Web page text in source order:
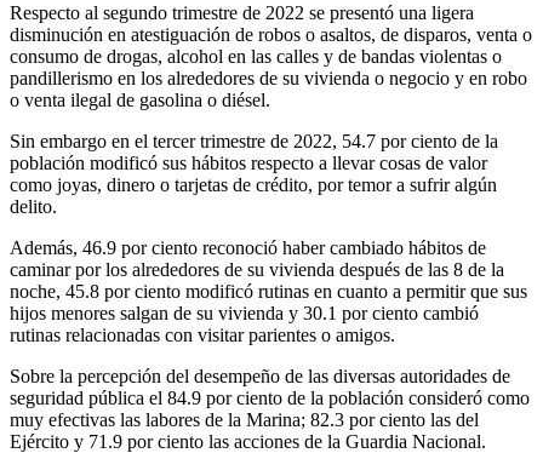
Respecto al segundo trimestre de 2022 se presentó una ligera
disminución en atestiguación de robos o asaltos, de disparos, venta o
consumo de drogas, alcohol en las calles y de bandas violentas o
pandillerismo en los alrededores de su vivienda o negocio y en robo
o venta ilegal de gasolina o diésel.
Sin embargo en el tercer trimestre de 2022, 54.7 por ciento de la
población modificó sus hábitos respecto a llevar cosas de valor
como joyas, dinero o tarjetas de crédito, por temor a sufrir algún
delito.
Además, 46.9 por ciento reconoció haber cambiado hábitos de
caminar por los alrededores de su vivienda después de las 8 de la
noche, 45.8 por ciento modificó rutinas en cuanto a permitir que sus
hijos menores salgan de su vivienda y 30.1 por ciento cambió
rutinas relacionadas con visitar parientes o amigos.
Sobre la percepción del desempeño de las diversas autoridades de
seguridad pública el 84.9 por ciento de la población consideró como
muy efectivas las labores de la Marina; 82.3 por ciento las del
Ejército y 71.9 por ciento las acciones de la Guardia Nacional.